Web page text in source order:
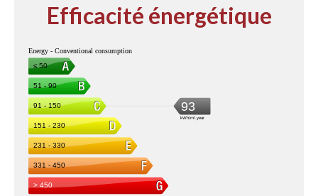
Efficacité énergétique